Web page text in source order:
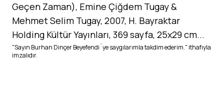
Geçen Zaman), Emine Çiğdem Tugay &
Mehmet Selim Tugay, 2007, H. Bayraktar
Holding Kültür Yayınları, 369 sayfa, 25x29 cm...
"Sayın Burhan Dinçer Beyefendi´ye saygılarımla takdim ederim." ithafıyla
imzalıdır.